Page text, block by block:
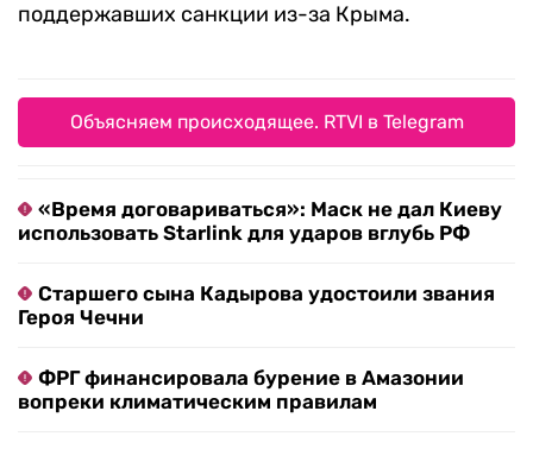
поддержавших санкции из-за Крыма.
Объясняем происходящее. RTVI в Telegram
«Время договариваться»: Маск не дал Киеву
использовать Starlink для ударов вглубь РФ
Старшего сына Кадырова удостоили звания
Героя Чечни
ФРГ финансировала бурение в Амазонии
вопреки климатическим правилам